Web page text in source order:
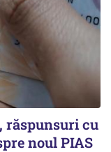
răspunsuri cu
noul PIAS